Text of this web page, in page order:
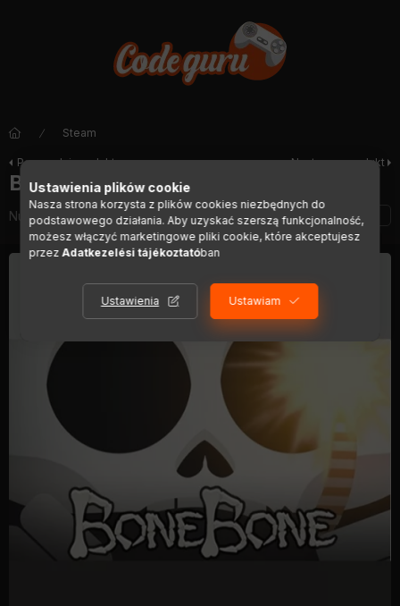
Steam
Poprzedni produkt Następny produkt
BoneBone: Rise of the Deathlord
Numer artykułu:DIGI01270
Ustawienia plików cookie
Nasza strona korzysta z plików cookies niezbędnych do
podstawowego działania. Aby uzyskać szerszą funkcjonalność,
możesz włączyć marketingowe pliki cookie, które akceptujesz
przezAdatkezelési tájékoztatóban
Ustawienia Ustawiam